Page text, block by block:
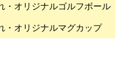
・オリジナルゴルフボール
・オリジナルマグカップ